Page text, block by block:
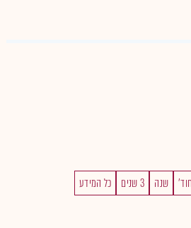
שנה 3 שנים כל המידע